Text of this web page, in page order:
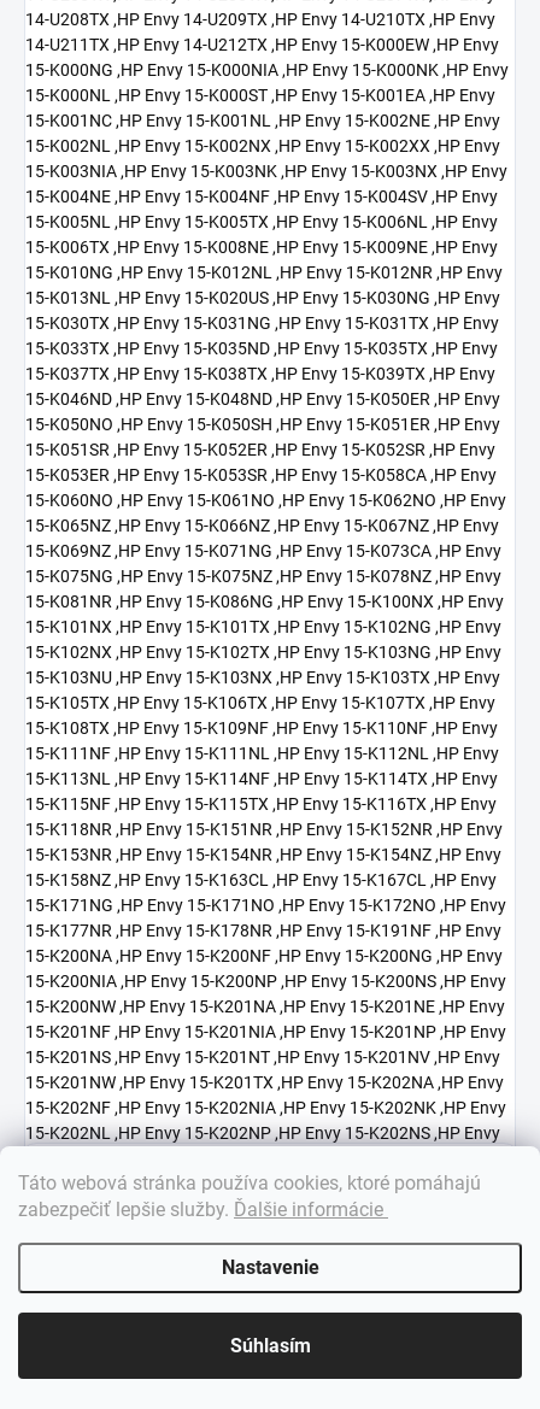
Táto webová stránka používa cookies, ktoré pomáhajú
zabezpečiť lepšie služby. Ďalšie informácie
Nastavenie
Súhlasím
Dobrý deň! 👋 Pomôžem vám nájsť správny diel. Napíšte mi.